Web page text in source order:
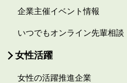
企業主催イベント情報
いつでもオンライン先輩相談
女性活躍
女性の活躍推進企業